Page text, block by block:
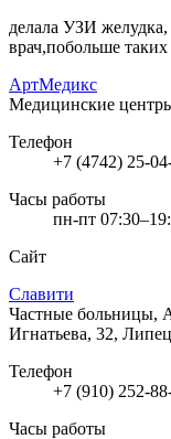
делала УЗИ
врач,побольше таких
АртМедикс
Медицинские
Телефон
+7 (4742) 25-
Часы работы
пн-пт
Сайт
Славити
Частные больницы,
Игнатьева, 32,
Телефон
+7 (910) 252-
Часы работы